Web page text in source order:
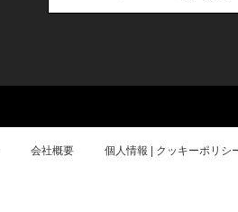
会社概要 個人情報 | クッキーポリシ